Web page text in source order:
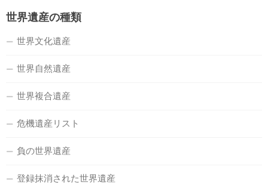
世界遺産の種類
世界文化遺産
世界自然遺産
世界複合遺産
危機遺産リスト
負の世界遺産
登録抹消された世界遺産